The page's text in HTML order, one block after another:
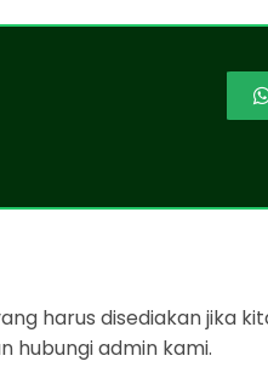
harus disediakan jika
hubungi admin kami.